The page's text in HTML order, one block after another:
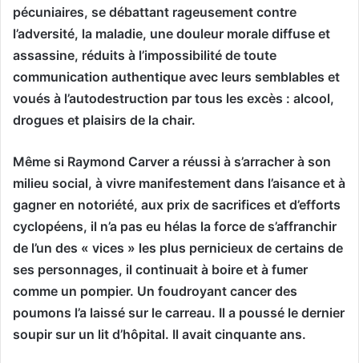
pécuniaires, se débattant rageusement contre
l’adversité, la maladie, une douleur morale diffuse et
assassine, réduits à l’impossibilité de toute
communication authentique avec leurs semblables et
voués à l’autodestruction par tous les excès : alcool,
drogues et plaisirs de la chair.
Même si Raymond Carver a réussi à s’arracher à son
milieu social, à vivre manifestement dans l’aisance et à
gagner en notoriété, aux prix de sacrifices et d’efforts
cyclopéens, il n’a pas eu hélas la force de s’affranchir
de l’un des « vices » les plus pernicieux de certains de
ses personnages, il continuait à boire et à fumer
comme un pompier. Un foudroyant cancer des
poumons l’a laissé sur le carreau. Il a poussé le dernier
soupir sur un lit d’hôpital. Il avait cinquante ans.